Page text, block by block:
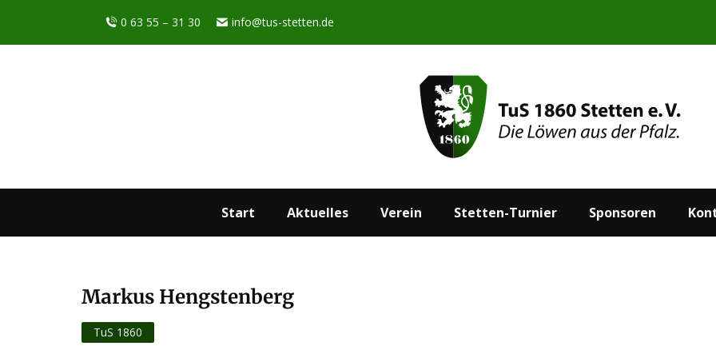
0 63 55 – 31 30 info@tus-stetten.de
Start Aktuelles Verein Stetten-Turnier Sponsoren
Markus Hengstenberg
Sie befinden sich hier:
TuS 1860